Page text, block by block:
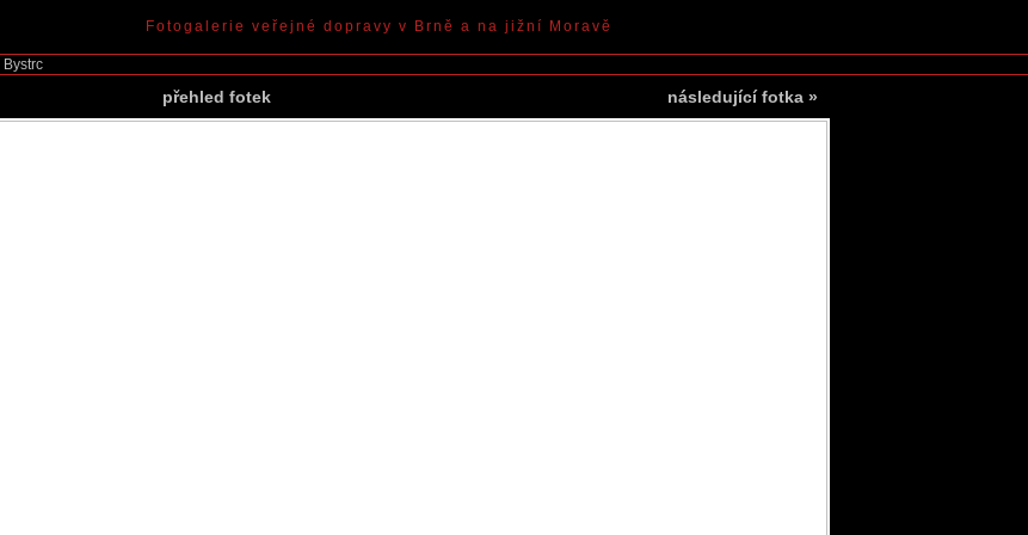
Bystrc
přehled fotek následující fotka »
Fotogalerie veřejné dopravy v Brně a na jižní Moravě